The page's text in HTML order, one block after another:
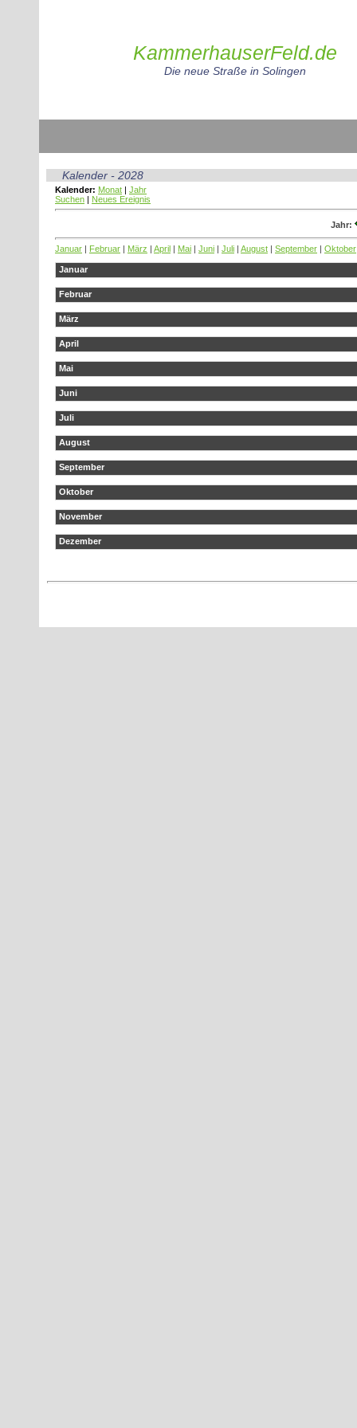
KammerhauserFeld.de
Die neue Straße in Solingen
Kalender - 2028
Kalender: Monat | Jahr
Suchen | Neues Ereignis
Jahr:
Januar | Februar | März | April | Mai | Juni | Juli | August | September | Oktober
Januar
Februar
März
April
Mai
Juni
Juli
August
September
Oktober
November
Dezember